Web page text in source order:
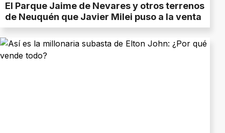
El Parque Jaime de Nevares y otros terrenos
de Neuquén que Javier Milei puso a la venta